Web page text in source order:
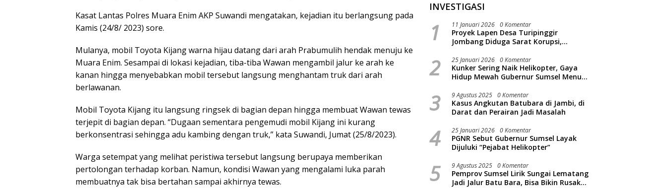
Kasat Lantas Polres Muara Enim AKP Suwandi mengatakan, kejadian itu berlangsung pada
Kamis (24/8/ 2023) sore.
Mulanya, mobil Toyota Kijang warna hijau datang dari arah Prabumulih hendak menuju ke
Muara Enim. Sesampai di lokasi kejadian, tiba-tiba Wawan mengambil jalur ke arah ke
kanan hingga menyebabkan mobil tersebut langsung menghantam truk dari arah
berlawanan.
Mobil Toyota Kijang itu langsung ringsek di bagian depan hingga membuat Wawan tewas
terjepit di bagian depan. “Dugaan sementara pengemudi mobil Kijang ini kurang
berkonsentrasi sehingga adu kambing dengan truk,” kata Suwandi, Jumat (25/8/2023).
Warga setempat yang melihat peristiwa tersebut langsung berupaya memberikan
pertolongan terhadap korban. Namun, kondisi Wawan yang mengalami luka parah
membuatnya tak bisa bertahan sampai akhirnya tewas.
INVESTIGASI
1 11 Januari 2026 0 Komentar
Proyek Lapen Desa Turipinggir
Jombang Diduga Sarat Korupsi,
2 25 Januari 2026 0 Komentar
Kunker Sering Naik Helikopter, Gaya
Hidup Mewah Gubernur Sumsel Menuai
3 9 Agustus 2025 0 Komentar
Kasus Angkutan Batubara di Jambi, di
Darat dan Perairan Jadi Masalah
4 25 Januari 2026 0 Komentar
PGNR Sebut Gubernur Sumsel Layak
Dijuluki “Pejabat Helikopter”
5 9 Agustus 2025 0 Komentar
Pemprov Sumsel Lirik Sungai Lematang
Jadi Jalur Batu Bara, Bisa Bikin Rusak